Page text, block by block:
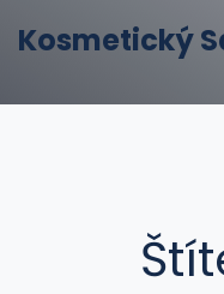
Kosmetický